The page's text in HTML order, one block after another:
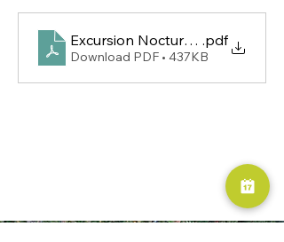
Excursion Nocturna Meseta 2025
.pdf
Download PDF • 437KB